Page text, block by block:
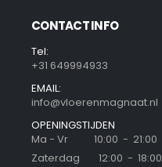
CONTACT INFO
Tel:
+31 649994933
EMAIL:
info@vloerenmagnaat.nl
OPENINGSTIJDEN
Ma - Vr 10:00 - 21:00
Zaterdag 12:00 - 18:00